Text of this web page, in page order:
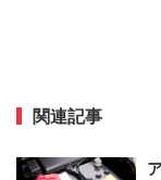
関連記事